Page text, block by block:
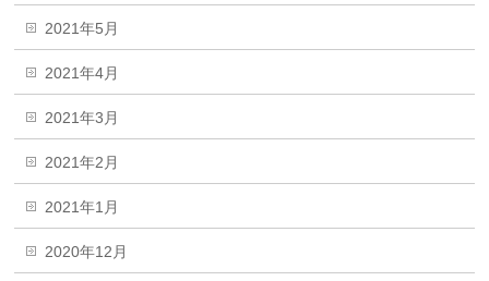
2021年5月
2021年4月
2021年3月
2021年2月
2021年1月
2020年12月